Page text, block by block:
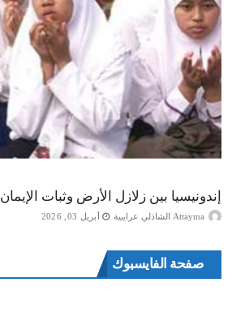
إندونيسيا بين زلازل الأرض وثبات الإيمان
Attayma الشاذلي عرايبية أبريل 03, 2026
صفحة الفايسبوك